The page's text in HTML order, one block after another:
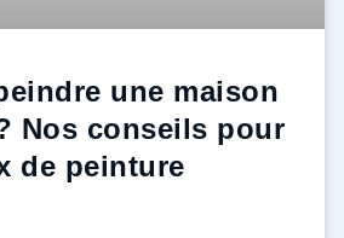
une maison
Nos conseils pour
de peinture